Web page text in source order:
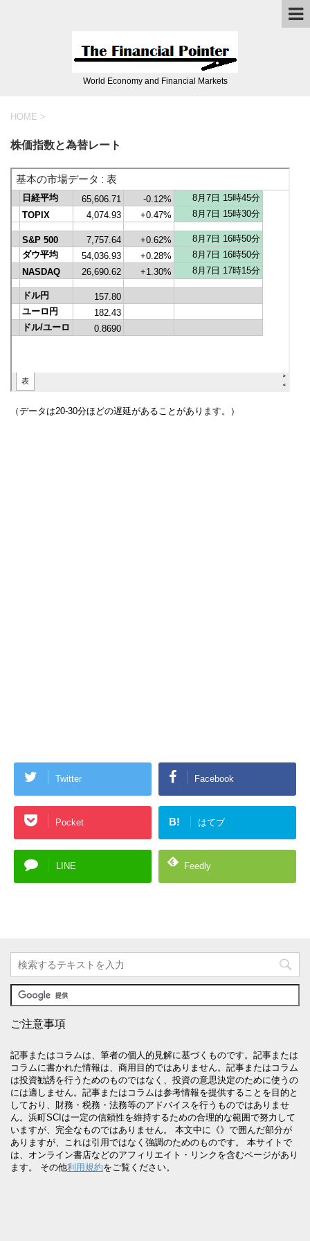
World Economy and Financial Markets
HOME >
株価指数と為替レート
（データは20-30分ほどの遅延があることがあります。）
Twitter Facebook
Pocket B! はてブ
LINE Feedly
ご注意事項
記事またはコラムは、筆者の個人的見解に基づくものです。記事または
コラムに書かれた情報は、商用目的ではありません。記事またはコラム
は投資勧誘を行うためのものではなく、投資の意思決定のために使うの
には適しません。記事またはコラムは参考情報を提供することを目的と
しており、財務・税務・法務等のアドバイスを行うものではありませ
ん。浜町SCIは一定の信頼性を維持するための合理的な範囲で努力して
いますが、完全なものではありません。 本文中に《》で囲んだ部分が
ありますが、これは引用ではなく強調のためのものです。 本サイトで
は、オンライン書店などのアフィリエイト・リンクを含むページがあり
ます。 その他利用規約をご覧ください。